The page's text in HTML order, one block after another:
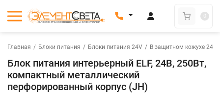
0
Главная / Блоки питания / Блоки питания 24V / В защитном кожухе 24V
Блок питания интерьерный ELF, 24В, 250Вт,
компактный металлический
перфорированный корпус (JH)